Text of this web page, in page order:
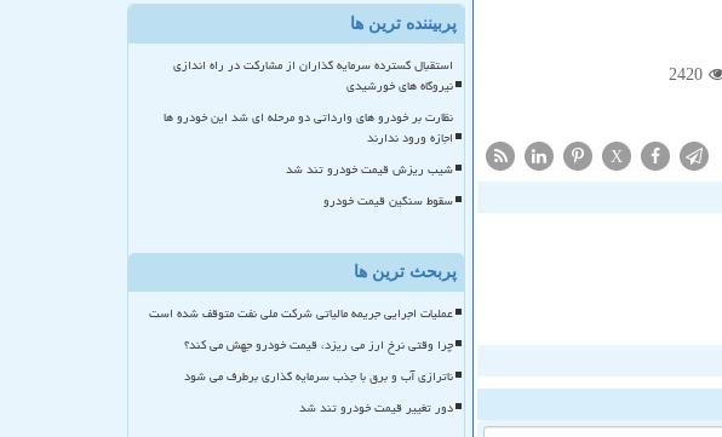
2420
X
پربیننده ترین ها
استقبال گسترده سرمایه گذاران از مشارکت در راه اندازی
نیروگاه های خورشیدی
نظارت بر خودرو های وارداتی دو مرحله ای شد این خودرو ها
اجازه ورود ندارند
شیب ریزش قیمت خودرو تند شد
سقوط سنگین قیمت خودرو
پربحث ترین ها
عملیات اجرایی جریمه مالیاتی شرکت ملی نفت متوقف شده است
چرا وقتی نرخ ارز می ریزد، قیمت خودرو جهش می کند؟
ناترازی آب و برق با جذب سرمایه گذاری برطرف می شود
دور تغییر قیمت خودرو تند شد